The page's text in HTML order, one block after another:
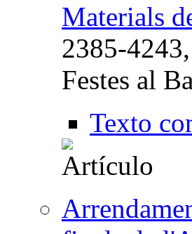
Materials
2385-4243,
Festes al
Texto